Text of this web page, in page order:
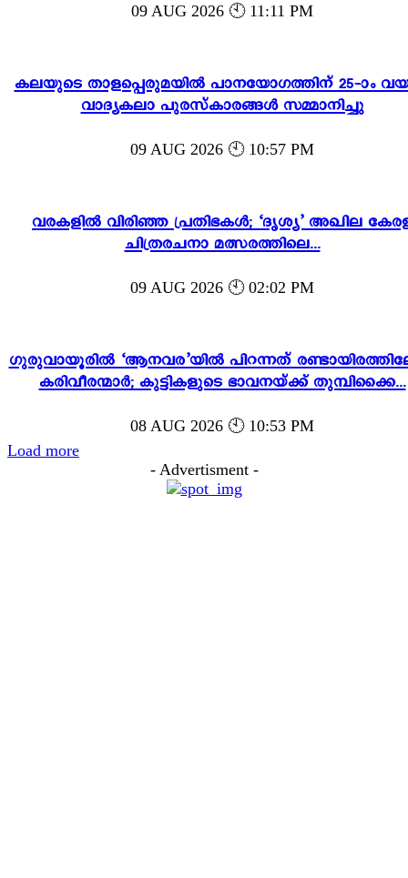
09 AUG 2026 🕙 11:11 PM
കലയുടെ താളപ്പെരുമയിൽ പാനയോഗത്തിന് 25-ാം
വാദ്യകലാ പുരസ്‌കാരങ്ങൾ സമ്മാനിച്ചു
09 AUG 2026 🕙 10:57 PM
വരകളിൽ വിരിഞ്ഞ പ്രതിഭകൾ; ‘ദൃശ്യ’ അഖില
ചിത്രരചനാ മത്സരത്തിലെ...
09 AUG 2026 🕙 02:02 PM
ഗുരുവായൂരിൽ ‘ആനവര’യിൽ പിറന്നത്
കരിവീരന്മാർ; കുട്ടികളുടെ ഭാവനയ്ക്ക് തുമ്പിക്കൈ...
08 AUG 2026 🕙 10:53 PM
Load more
- Advertisment -